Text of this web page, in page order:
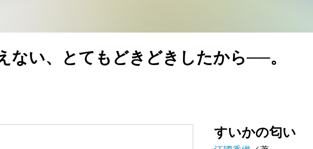
すいかの匂い
ない、とてもどきどきしたから──。